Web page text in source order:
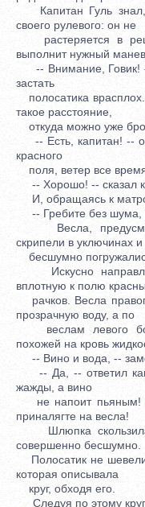
Капитан Гуль знал,
своего рулевого: он не
растеряется в
выполнит нужный
-- Внимание, Говик!
застать
полосатика
такое расстояние,
откуда можно уже
-- Есть, капитан! --
красного
поля, ветер все
-- Хорошо! -- сказал
И, обращаясь к
-- Гребите без шума,
Весла,
скрипели в уключинах и
бесшумно
Искусно
вплотную к полю
рачков. Весла
прозрачную воду, а по
веслам левого
похожей на кровь
-- Вино и вода, --
-- Да, -- ответил
жажды, а вино
не напоит пьяным!
приналягте на весла!
Шлюпка скользила
совершенно бесшумно.
Полосатик не
которая описывала
круг, обходя его.
Следуя по этому